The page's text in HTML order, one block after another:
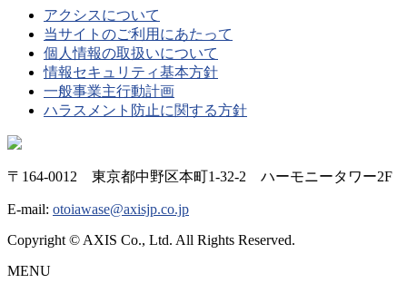
アクシスについて
当サイトのご利用にあたって
個人情報の取扱いについて
情報セキュリティ基本方針
一般事業主行動計画
ハラスメント防止に関する方針
〒164-0012 東京都中野区本町1-32-2 ハーモニータワー2F
E-mail: otoiawase@axisjp.co.jp
Copyright © AXIS Co., Ltd. All Rights Reserved.
MENU